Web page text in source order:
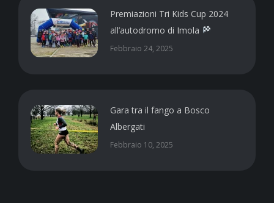
Premiazioni Tri Kids Cup 2024
all’autodromo di Imola
Febbraio 24, 2025
Gara tra il fango a Bosco
Albergati
Febbraio 10, 2025